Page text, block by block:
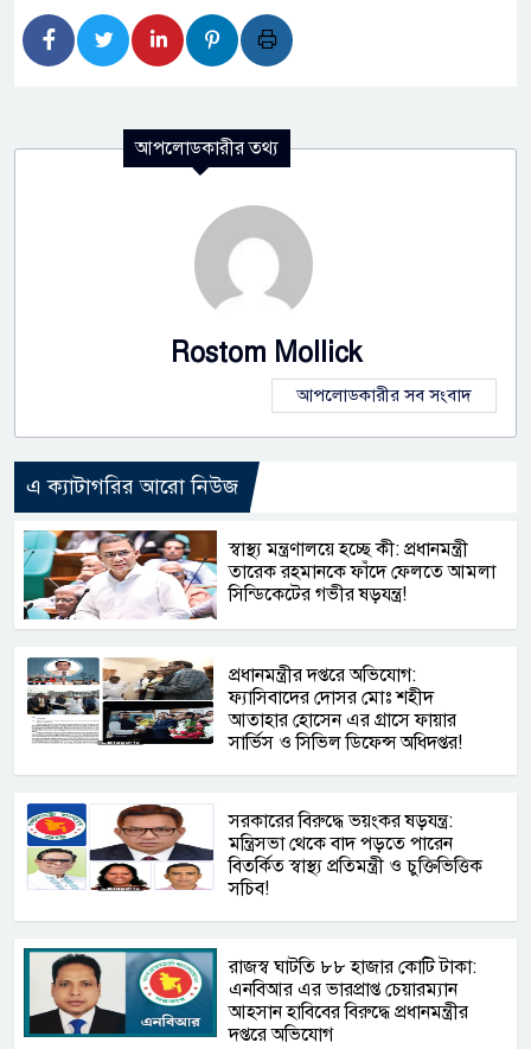
আপলোডকারীর তথ্য
Rostom Mollick
আপলোডকারীর সব সংবাদ
এ ক্যাটাগরির আরো নিউজ
স্বাস্থ্য মন্ত্রণালয়ে হচ্ছে কী: প্রধানমন্ত্রী
তারেক রহমানকে ফাঁদে ফেলতে আমলা
সিন্ডিকেটের গভীর ষড়যন্ত্র!
প্রধানমন্ত্রীর দপ্তরে অভিযোগ:
ফ্যাসিবাদের দোসর মোঃ শহীদ
আতাহার হোসেন এর গ্রাসে ফায়ার
সার্ভিস ও সিভিল ডিফেন্স অধিদপ্তর!
সরকারের বিরুদ্ধে ভয়ংকর ষড়যন্ত্র:
মন্ত্রিসভা থেকে বাদ পড়তে পারেন
বিতর্কিত স্বাস্থ্য প্রতিমন্ত্রী ও চুক্তিভিত্তিক
সচিব!
রাজস্ব ঘাটতি ৮৮ হাজার কোটি টাকা:
এনবিআর এর ভারপ্রাপ্ত চেয়ারম্যান
আহসান হাবিবের বিরুদ্ধে প্রধানমন্ত্রীর
দপ্তরে অভিযোগ